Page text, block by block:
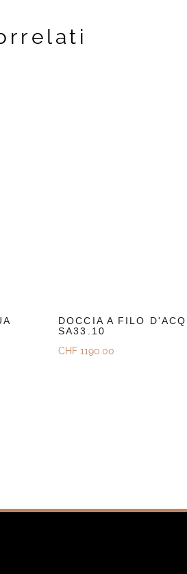
DOCCIA A FILO
SA33.10
CHF 1190.00